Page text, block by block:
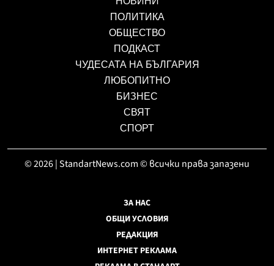
ПОЛИТИКА
ОБЩЕСТВО
ПОДКАСТ
ЧУДЕСАТА НА БЪЛГАРИЯ
ЛЮБОПИТНО
БИЗНЕС
СВЯТ
СПОРТ
© 2026 | StandartNews.com © всички права запазени
ЗА НАС
ОБЩИ УСЛОВИЯ
РЕДАКЦИЯ
ИНТЕРНЕТ РЕКЛАМА